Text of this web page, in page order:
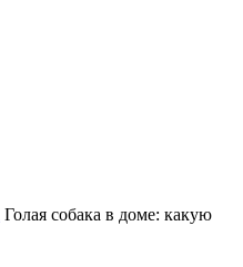
Голая собака в доме: какую